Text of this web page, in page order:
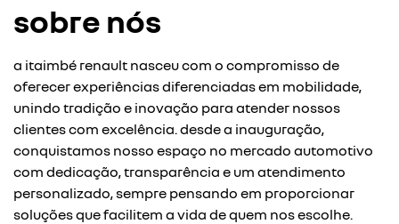
sobre nós
a itaimbé renault nasceu com o compromisso de
oferecer experiências diferenciadas em mobilidade,
unindo tradição e inovação para atender nossos
clientes com excelência. desde a inauguração,
conquistamos nosso espaço no mercado automotivo
com dedicação, transparência e um atendimento
personalizado, sempre pensando em proporcionar
soluções que facilitem a vida de quem nos escolhe.